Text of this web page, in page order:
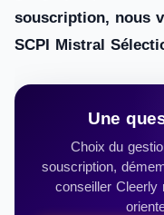
souscription, nous
SCPI Mistral
Une
Choix du
souscription,
conseiller Cleerly